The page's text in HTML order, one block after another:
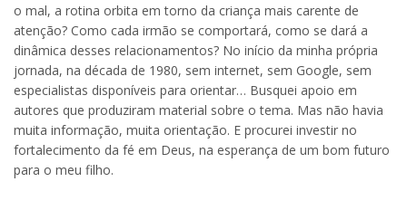
o mal, a rotina orbita em torno da criança mais carente de
atenção? Como cada irmão se comportará, como se dará a
dinâmica desses relacionamentos? No início da minha própria
jornada, na década de 1980, sem internet, sem Google, sem
especialistas disponíveis para orientar… Busquei apoio em
autores que produziram material sobre o tema. Mas não havia
muita informação, muita orientação. E procurei investir no
fortalecimento da fé em Deus, na esperança de um bom futuro
para o meu filho.